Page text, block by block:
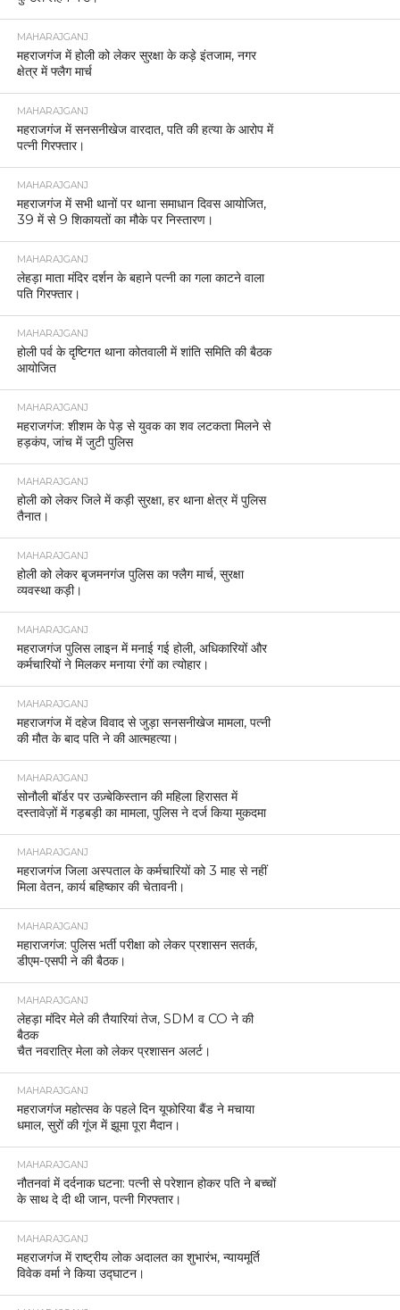
MAHARAJGANJ
महराजगंज में होली को लेकर सुरक्षा के कड़े इंतजाम, नगर
क्षेत्र में फ्लैग मार्च
MAHARAJGANJ
महराजगंज में सनसनीखेज वारदात, पति की हत्या के आरोप में
पत्नी गिरफ्तार।
MAHARAJGANJ
महराजगंज में सभी थानों पर थाना समाधान दिवस आयोजित,
39 में से 9 शिकायतों का मौके पर निस्तारण।
MAHARAJGANJ
लेहड़ा माता मंदिर दर्शन के बहाने पत्नी का गला काटने वाला
पति गिरफ्तार।
MAHARAJGANJ
होली पर्व के दृष्टिगत थाना कोतवाली में शांति समिति की बैठक
आयोजित
MAHARAJGANJ
महराजगंज: शीशम के पेड़ से युवक का शव लटकता मिलने से
हड़कंप, जांच में जुटी पुलिस
MAHARAJGANJ
होली को लेकर जिले में कड़ी सुरक्षा, हर थाना क्षेत्र में पुलिस
तैनात।
MAHARAJGANJ
होली को लेकर बृजमनगंज पुलिस का फ्लैग मार्च, सुरक्षा
व्यवस्था कड़ी।
MAHARAJGANJ
महराजगंज पुलिस लाइन में मनाई गई होली, अधिकारियों और
कर्मचारियों ने मिलकर मनाया रंगों का त्योहार।
MAHARAJGANJ
महराजगंज में दहेज विवाद से जुड़ा सनसनीखेज मामला, पत्नी
की मौत के बाद पति ने की आत्महत्या।
MAHARAJGANJ
सोनौली बॉर्डर पर उज़्बेकिस्तान की महिला हिरासत में
दस्तावेज़ों में गड़बड़ी का मामला, पुलिस ने दर्ज किया मुकदमा
MAHARAJGANJ
महराजगंज जिला अस्पताल के कर्मचारियों को 3 माह से नहीं
मिला वेतन, कार्य बहिष्कार की चेतावनी।
MAHARAJGANJ
महाराजगंज: पुलिस भर्ती परीक्षा को लेकर प्रशासन सतर्क,
डीएम-एसपी ने की बैठक।
MAHARAJGANJ
लेहड़ा मंदिर मेले की तैयारियां तेज, SDM व CO ने की
बैठक
चैत नवरात्रि मेला को लेकर प्रशासन अलर्ट।
MAHARAJGANJ
महराजगंज महोत्सव के पहले दिन यूफोरिया बैंड ने मचाया
धमाल, सुरों की गूंज में झूमा पूरा मैदान।
MAHARAJGANJ
नौतनवां में दर्दनाक घटना: पत्नी से परेशान होकर पति ने बच्चों
के साथ दे दी थी जान, पत्नी गिरफ्तार।
MAHARAJGANJ
महराजगंज में राष्ट्रीय लोक अदालत का शुभारंभ, न्यायमूर्ति
विवेक वर्मा ने किया उद्घाटन।